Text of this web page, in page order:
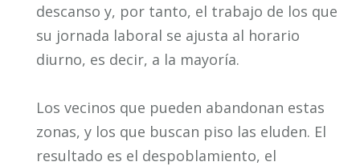
descanso y, por tanto, el trabajo de los que
su jornada laboral se ajusta al horario
diurno, es decir, a la mayoría.
Los vecinos que pueden abandonan estas
zonas, y los que buscan piso las eluden. El
resultado es el despoblamiento, el